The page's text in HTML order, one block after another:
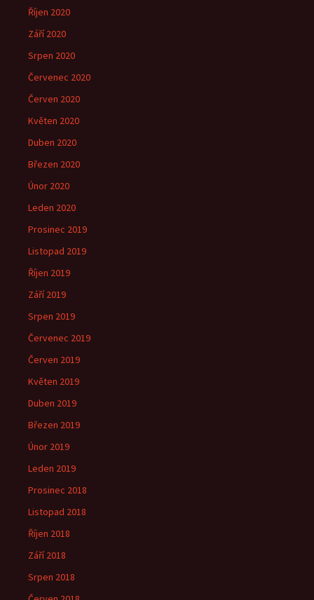
Říjen 2020
Září 2020
Srpen 2020
Červenec 2020
Červen 2020
Květen 2020
Duben 2020
Březen 2020
Únor 2020
Leden 2020
Prosinec 2019
Listopad 2019
Říjen 2019
Září 2019
Srpen 2019
Červenec 2019
Červen 2019
Květen 2019
Duben 2019
Březen 2019
Únor 2019
Leden 2019
Prosinec 2018
Listopad 2018
Říjen 2018
Září 2018
Srpen 2018